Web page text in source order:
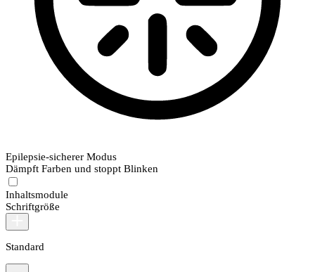
Epilepsie-sicherer Modus
Dämpft Farben und stoppt Blinken
Inhaltsmodule
Schriftgröße
Standard